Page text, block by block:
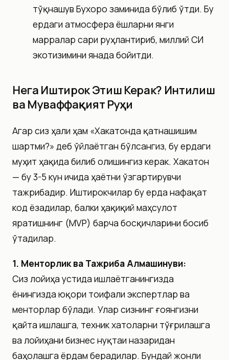
тўқнашув Бухоро заминида бўлиб ўтди. Бу
ердаги атмосфера ёшларни янги
марралар сари руҳлантириб, миллий СИ
экотизимини янада бойитди.
Нега Иштирок Этиш Керак? Интилиш
ва Муваффақият Руҳи
Агар сиз ҳали ҳам «Хакатонда қатнашишим
шартми?» деб ўйлаётган бўлсангиз, бу ердаги
муҳит ҳақида билиб олишингиз керак. Хакатон
— бу 3-5 кун ичида ҳаётни ўзгартирувчи
тажрибадир. Иштирокчилар бу ерда нафақат
код ёзадилар, балки ҳақиқий маҳсулот
яратишнинг (MVP) барча босқичларини босиб
ўтадилар.
1. Менторлик ва Тажриба Алмашинуви:
Сиз лойиҳа устида ишлаётганингизда
ёнингизда юқори тоифали экспертлар ва
менторлар бўлади. Улар сизнинг ғоянгизни
қайта ишлашга, техник хатоларни тўғрилашга
ва лойиҳани бизнес нуқтаи назаридан
баҳолашга ёрдам берадилар. Бундай жонли